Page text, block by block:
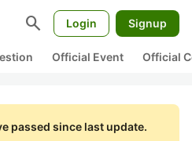
search Login Signup
Official Event Official
passed since last update.